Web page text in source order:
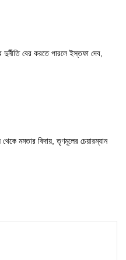
দুর্নীতি বের করতে পারলে ইস্তফা দেব,
মমতার বিদায়, তৃণমূলের চেয়ারম্যান